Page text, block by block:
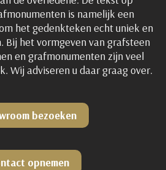
is namelijk een
het gedenkteken echt uniek en
Bij het vormgeven van grafsteen
en grafmonumenten zijn veel
Wij adviseren u daar graag over.
bezoeken
opnemen